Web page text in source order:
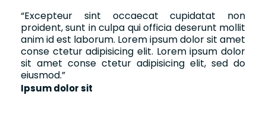
“Excepteur sint occaecat cupidatat non
proident, sunt in culpa qui officia deserunt mollit
anim id est laborum. Lorem ipsum dolor sit amet
conse ctetur adipisicing elit. Lorem ipsum dolor
sit amet conse ctetur adipisicing elit, sed do
eiusmod.”
Ipsum dolor sit